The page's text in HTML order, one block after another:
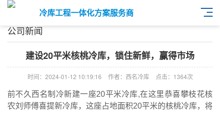
冷库工程一体化方案服务商
公司新闻
建设20平米核桃冷库，锁住新鲜，赢得市场
时间：2024-01-12 10:19:16 作者：西名冷库 点击： 1364次
前不久西名制冷新建一座20平米冷库,在这里恭喜攀枝花核
农刘师傅喜提新冷库，这座占地面积20平米的核桃冷库，将